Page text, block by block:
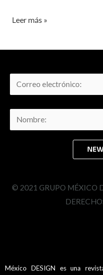
Leer más »
© 2021 GRUPO MÉXICO
México DESIGN es una